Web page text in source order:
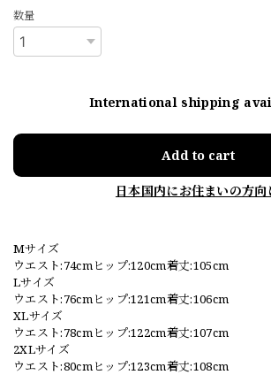
数量
International shipping
Add to cart
日本国内にお住まいの方向
Mサイズ
ウエスト:74cmヒップ:120cm着丈:105cm
Lサイズ
ウエスト:76cmヒップ:121cm着丈:106cm
XLサイズ
ウエスト:78cmヒップ:122cm着丈:107cm
2XLサイズ
ウエスト:80cmヒップ:123cm着丈:108cm